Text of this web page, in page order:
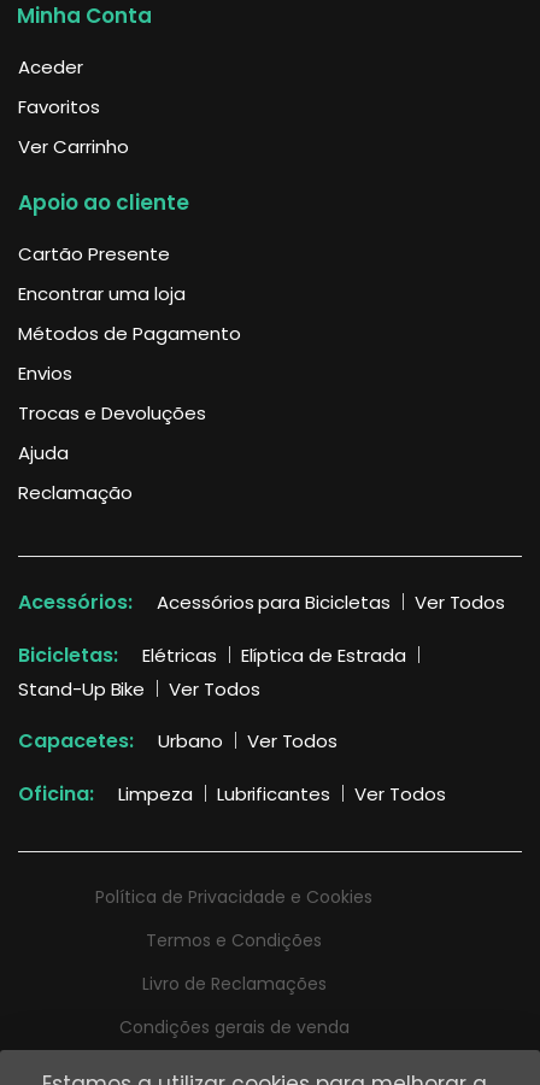
Minha Conta
Aceder
Favoritos
Ver Carrinho
Apoio ao cliente
Cartão Presente
Encontrar uma loja
Métodos de Pagamento
Envios
Trocas e Devoluções
Ajuda
Reclamação
Acessórios: Acessórios para Bicicletas Ver Todos
Bicicletas: Elétricas
Elíptica de Estrada
Stand-Up Bike
Ver Todos
Capacetes: Urbano Ver Todos
Oficina: Limpeza Lubrificantes Ver Todos
Política de Privacidade e Cookies
Termos e Condições
Livro de Reclamações
Condições gerais de venda